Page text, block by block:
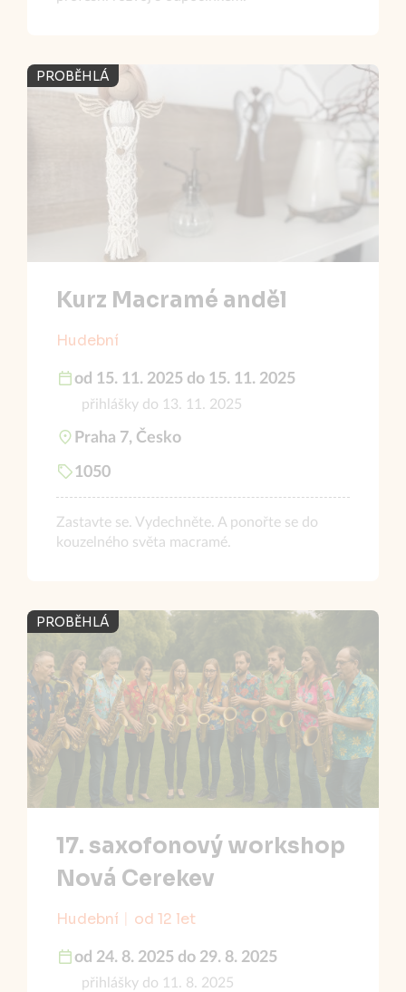
PROBĚHLÁ
Kurz Macramé anděl
Hudební
od 15. 11. 2025 do 15. 11. 2025
přihlášky do 13. 11. 2025
Praha 7, Česko
1050
Zastavte se. Vydechněte. A ponořte se do
kouzelného světa macramé.
PROBĚHLÁ
17. saxofonový workshop
Nová Cerekev
Hudební od 12 let
od 24. 8. 2025 do 29. 8. 2025
přihlášky do 11. 8. 2025